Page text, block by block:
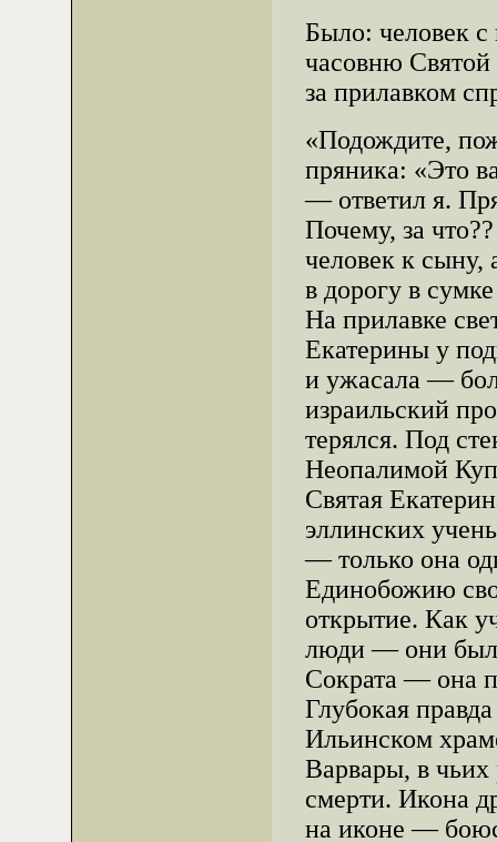
Было: человек с
часовню
за прилавком
«Подождите,
пряника: «Это
— ответил я.
Почему, за
человек к
в дорогу в
На прилавке
Екатерины у
и ужасала —
израильский
терялся. Под
Неопалимой
Святая
эллинских
— только она
Единобожию
открытие. Как
люди — они
Сократа — она
Глубокая
Ильинском
Варвары, в чьих
смерти. Икона
на иконе —